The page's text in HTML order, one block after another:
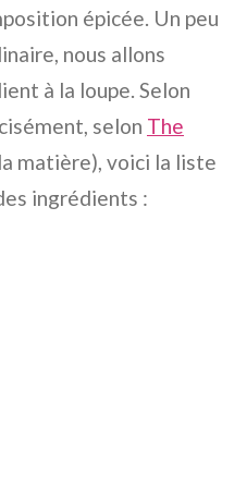
épicée. Un peu
nous allons
à la loupe. Selon
selon The
matière), voici la liste
ingrédients :